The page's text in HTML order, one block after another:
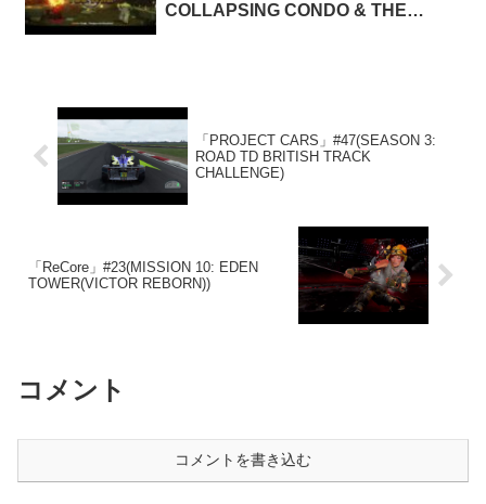
COLLAPSING CONDO & THE
「PROJECT CARS」#47(SEASON 3:
ROAD TD BRITISH TRACK
CHALLENGE)
「ReCore」#23(MISSION 10: EDEN
TOWER(VICTOR REBORN))
コメント
コメントを書き込む